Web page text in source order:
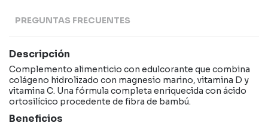
PREGUNTAS FRECUENTES
Descripción
Complemento alimenticio con edulcorante que combina
colágeno hidrolizado con magnesio marino, vitamina D y
vitamina C. Una fórmula completa enriquecida con ácido
ortosilícico procedente de fibra de bambú.
Beneficios